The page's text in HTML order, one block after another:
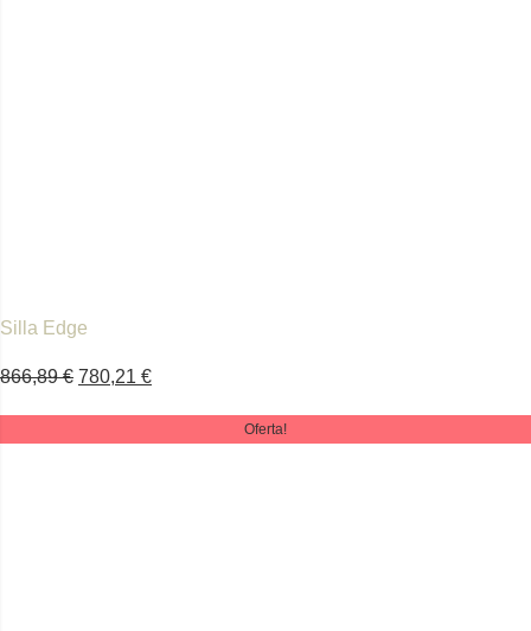
Silla Edge
866,89€ 780,21 €
Oferta!